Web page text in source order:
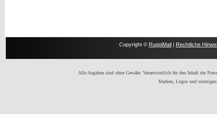
Copyright ©RuppiMail|Rechtliche
Alle Angaben sind ohne Gewähr. Verantwortlich für den Inhalt der
Marken, Logos und